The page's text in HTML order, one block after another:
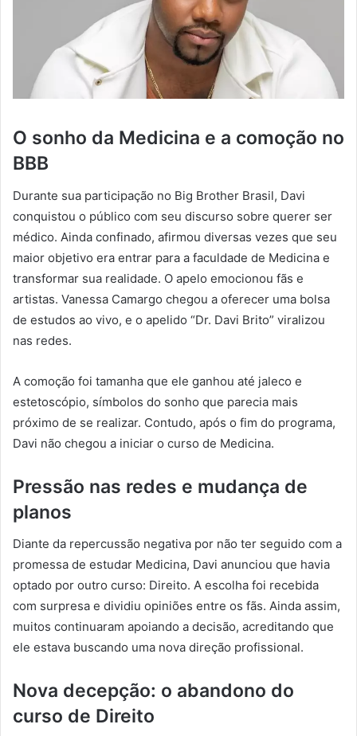
O sonho da Medicina e a comoção no
BBB
Durante sua participação no Big Brother Brasil, Davi
conquistou o público com seu discurso sobre querer ser
médico. Ainda confinado, afirmou diversas vezes que seu
maior objetivo era entrar para a faculdade de Medicina e
transformar sua realidade. O apelo emocionou fãs e
artistas. Vanessa Camargo chegou a oferecer uma bolsa
de estudos ao vivo, e o apelido “Dr. Davi Brito” viralizou
nas redes.
A comoção foi tamanha que ele ganhou até jaleco e
estetoscópio, símbolos do sonho que parecia mais
próximo de se realizar. Contudo, após o fim do programa,
Davi não chegou a iniciar o curso de Medicina.
Pressão nas redes e mudança de
planos
Diante da repercussão negativa por não ter seguido com a
promessa de estudar Medicina, Davi anunciou que havia
optado por outro curso: Direito. A escolha foi recebida
com surpresa e dividiu opiniões entre os fãs. Ainda assim,
muitos continuaram apoiando a decisão, acreditando que
ele estava buscando uma nova direção profissional.
Nova decepção: o abandono do
curso de Direito